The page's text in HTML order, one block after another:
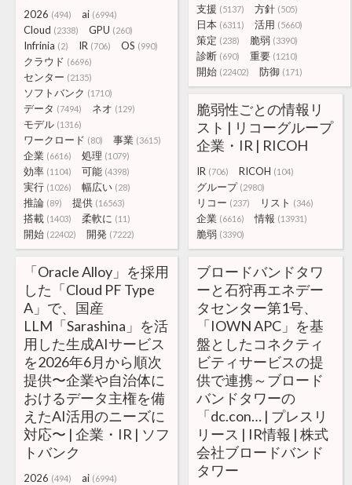
支援 (5137) 方針 (505)
日本 (6311) 活用 (5660)
策定 (238) 脆弱 (3390)
診断 (690) 重要 (1210)
開始 (22402) 防御 (171)
2026 (494) ai (6994)
Cloud (2338) GPU (260)
Infrinia (2) IR (706) OS (990)
クラウド (6696)
センター (2135)
ソフトバンク (1710)
データ (7494) ネオ (129)
モデル (1316)
ワークロード (80) 事業 (3615)
企業 (6616) 処理 (1079)
効率 (1104) 可能 (4398)
実行 (1026) 幅広い (28)
推論 (89) 提供 (16563)
搭載 (1403) 柔軟に (11)
開始 (22402) 開発 (7222)
脆弱性ごとの情報リ
スト | リコーグループ
企業・IR | RICOH
IR (706) RICOH (104)
グループ (2980)
リコー (237) リスト (346)
企業 (6616) 情報 (13931)
脆弱 (3390)
「Oracle Alloy」を採用
した「Cloud PF Type
A」で、国産
LLM「Sarashina」を活
用した生成AIサービス
を2026年6月から順次
提供〜企業や自治体に
おけるデータ主権を備
えたAI活用のニーズに
対応〜 | 企業・IR | ソフ
トバンク
2026 (494) ai (6994)
ブロードバンドタワ
ーと石狩再エネデー
タセンター第1号、
「IOWN APC」を基
盤としたコネクティ
ビティサービスの提
供で連携～ブロード
バンドタワーの
「dc.con… | プレスリ
リース | IR情報 | 株式
会社ブロードバンド
タワー